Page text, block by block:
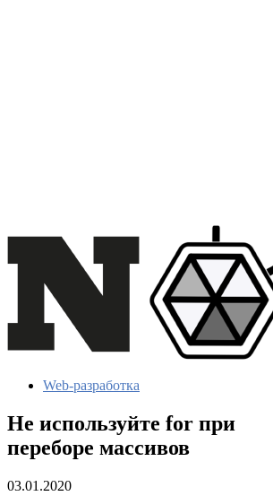
Web-разработка
Не используйте for при
переборе массивов
03.01.2020